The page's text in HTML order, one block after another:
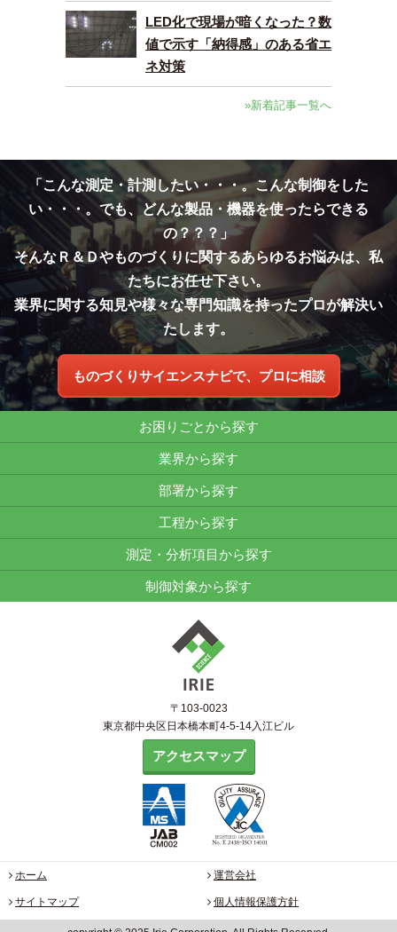
LED化で現場が暗くなった？数
値で示す「納得感」のある省エ
ネ対策
»新着記事一覧へ
「こんな測定・計測したい・・・。こんな制御をした
い・・・。でも、どんな製品・機器を使ったらできる
の？？？」
そんなＲ＆Ｄやものづくりに関するあらゆるお悩みは、私
たちにお任せ下さい。
業界に関する知見や様々な専門知識を持ったプロが解決い
たします。
ものづくりサイエンスナビで、プロに相談
お困りごとから探す
業界から探す
部署から探す
工程から探す
測定・分析項目から探す
制御対象から探す
〒103-0023
東京都中央区日本橋本町4-5-14入江ビル
アクセスマップ
ホーム 運営会社
サイトマップ 個人情報保護方針